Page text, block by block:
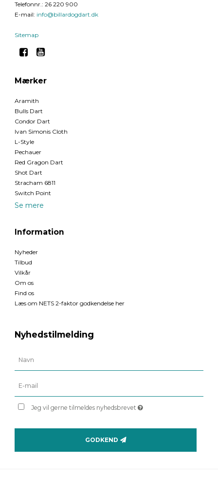
Telefonnr.: 26 220 900
E-mail: info@billardogdart.dk
Sitemap
Mærker
Aramith
Bulls Dart
Condor Dart
Ivan Simonis Cloth
L-Style
Pechauer
Red Gragon Dart
Shot Dart
Stracham 6811
Switch Point
Se mere
Information
Nyheder
Tilbud
Vilkår
Om os
Find os
Læs om NETS 2-faktor godkendelse her
Nyhedstilmelding
Jeg vil gerne tilmeldes nyhedsbrevet
GODKEND